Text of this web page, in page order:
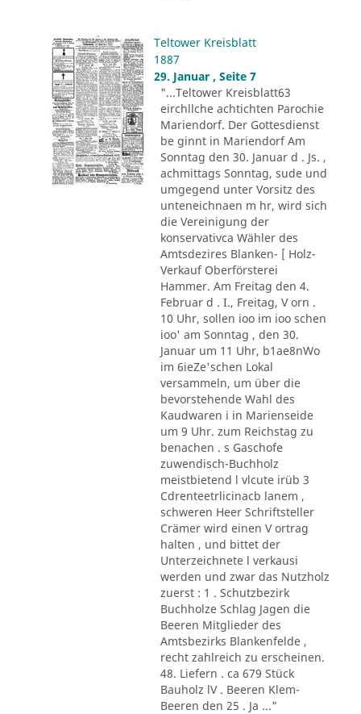
Teltower Kreisblatt
1887
29. Januar , Seite 7
"...Teltower Kreisblatt63
eirchllche achtichten Parochie
Mariendorf. Der Gottesdienst
be ginnt in Mariendorf Am
Sonntag den 30. Januar d . Js. ,
achmittags Sonntag, sude und
umgegend unter Vorsitz des
unteneichnaen m hr, wird sich
die Vereinigung der
konservativca Wähler des
Amtsdezires Blanken- [ Holz-
Verkauf Oberförsterei
Hammer. Am Freitag den 4.
Februar d . I., Freitag, V orn .
10 Uhr, sollen ioo im ioo schen
ioo' am Sonntag , den 30.
Januar um 11 Uhr, b1ae8nWo
im 6ieZe'schen Lokal
versammeln, um über die
bevorstehende Wahl des
Kaudwaren i in Marienseide
um 9 Uhr. zum Reichstag zu
benachen . s Gaschofe
zuwendisch-Buchholz
meistbietend l vlcute irüb 3
Cdrenteetrlicinacb lanem ,
schweren Heer Schriftsteller
Crämer wird einen V ortrag
halten , und bittet der
Unterzeichnete l verkausi
werden und zwar das Nutzholz
zuerst : 1 . Schutzbezirk
Buchholze Schlag Jagen die
Beeren Mitglieder des
Amtsbezirks Blankenfelde ,
recht zahlreich zu erscheinen.
48. Liefern . ca 679 Stück
Bauholz lV . Beeren Klem-
Beeren den 25 . Ja ..."